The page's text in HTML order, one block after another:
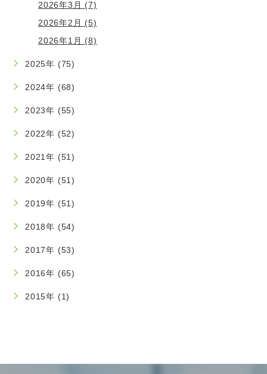
2026年3月 (7)
2026年2月 (5)
2026年1月 (8)
2025年 (75)
2024年 (68)
2023年 (55)
2022年 (52)
2021年 (51)
2020年 (51)
2019年 (51)
2018年 (54)
2017年 (53)
2016年 (65)
2015年 (1)